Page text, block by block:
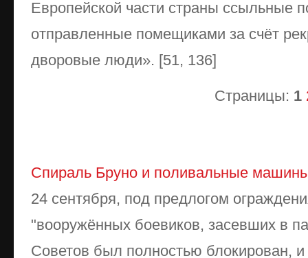
Европейской части страны ссыльные
отправленные помещиками за счёт
дворовые люди». [51, 136]
Страницы: 1
Спираль Бруно и поливальные
24 сентября, под предлогом
"вооружённых боевиков, засевших в
Советов был полностью блокирован,